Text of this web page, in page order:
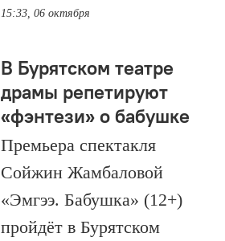
15:33, 06 октября
В Бурятском театре
драмы репетируют
«фэнтези» о бабушке
Премьера спектакля
Сойжин Жамбаловой
«Эмгээ. Бабушка» (12+)
пройдёт в Бурятском